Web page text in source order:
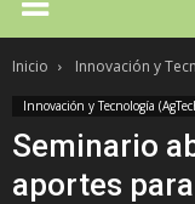
Inicio Innovación y
Innovación y Tecnología
Seminario
aportes